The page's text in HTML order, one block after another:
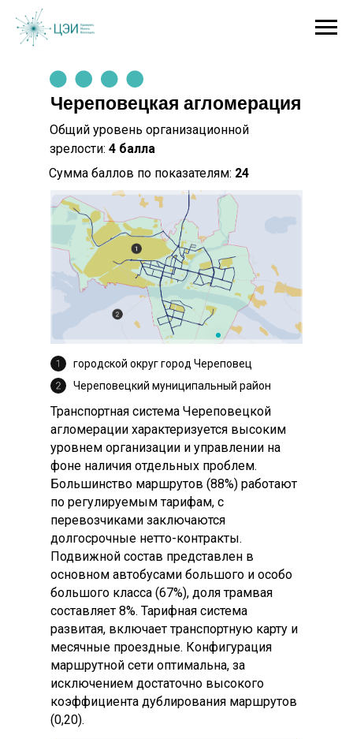
Череповецкая агломерация
Общий уровень организационной
зрелости: 4 балла
Сумма баллов по показателям: 24
Транспортная система Череповецкой
агломерации характеризуется высоким
уровнем организации и управлении на
фоне наличия отдельных проблем.
Большинство маршрутов (88%) работают
по регулируемым тарифам, с
перевозчиками заключаются
долгосрочные нетто-контракты.
Подвижной состав представлен в
основном автобусами большого и особо
большого класса (67%), доля трамвая
составляет 8%. Тарифная система
развитая, включает транспортную карту и
месячные проездные. Конфигурация
маршрутной сети оптимальна, за
исключением достаточно высокого
коэффициента дублирования маршрутов
(0,20).
городской округ город Череповец
Череповецкий муниципальный район